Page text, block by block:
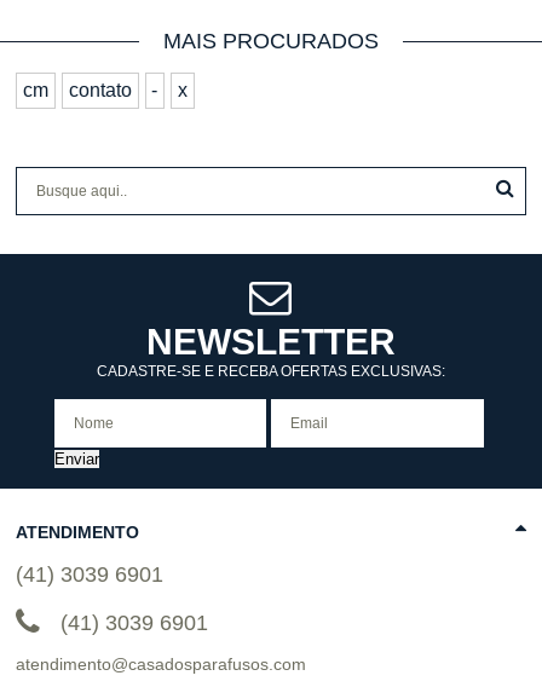
MAIS PROCURADOS
cm contato - x
NEWSLETTER
CADASTRE-SE E RECEBA OFERTAS EXCLUSIVAS:
Enviar
ATENDIMENTO
(41) 3039 6901
(41) 3039 6901
atendimento@casadosparafusos.com